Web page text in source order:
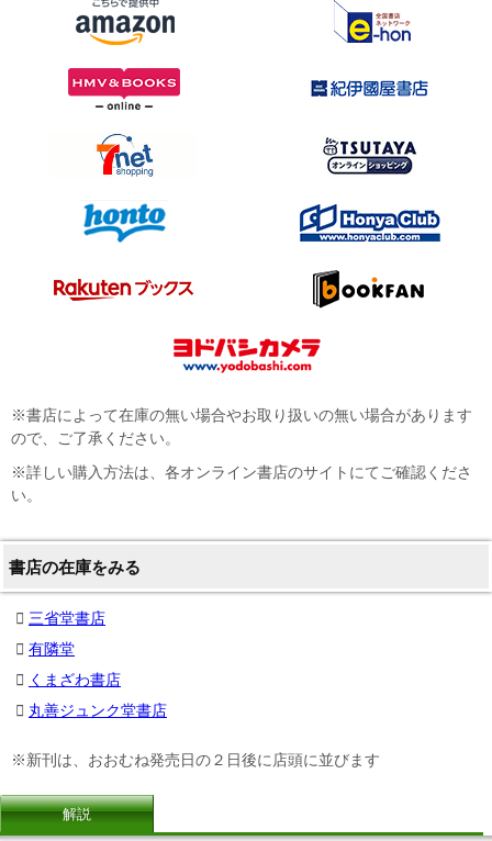
※書店によって在庫の無い場合やお取り扱いの無い場合があります
ので、ご了承ください。
※詳しい購入方法は、各オンライン書店のサイトにてご確認くださ
い。
書店の在庫をみる
三省堂書店
有隣堂
くまざわ書店
丸善ジュンク堂書店
※新刊は、おおむね発売日の２日後に店頭に並びます
解説